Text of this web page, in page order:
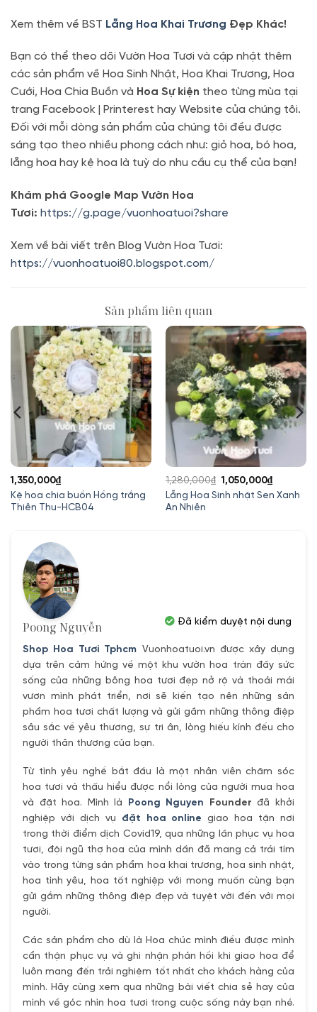
Xem thêm về BST Lẵng Hoa Khai Trương Đẹp Khác!
Bạn có thể theo dõi Vườn Hoa Tươi và cập nhật thêm
các sản phẩm về Hoa Sinh Nhật, Hoa Khai Trương, Hoa
Cưới, Hoa Chia Buồn và Hoa Sự kiện theo từng mùa tại
trang Facebook | Printerest hay Website của chúng tôi.
Đối với mỗi dòng sản phẩm của chúng tôi đều được
sáng tạo theo nhiều phong cách như: giỏ hoa, bó hoa,
lẵng hoa hay kệ hoa là tuỳ do nhu cầu cụ thể của bạn!
Khám phá Google Map Vườn Hoa
Tươi: https://g.page/vuonhoatuoi?share
Xem về bài viết trên Blog Vườn Hoa Tươi:
https://vuonhoatuoi80.blogspot.com/
Sản phẩm liên quan
Kệ hoa chia buồn Hồng trắng
Thiên Thu-HCB04
1,350,000₫
Lẵng Hoa Sinh nhật Sen Xanh
An Nhiên
1,280,000₫ Giá
gốc
1,050,000₫Giá
hiện
Poong Nguyễn
Shop Hoa Tươi Tphcm Vuonhoatuoi.vn được xây dựng
dựa trên cảm hứng về một khu vườn hoa tràn đầy sức
sống của những bông hoa tươi đẹp nở rộ và thoải mái
vươn mình phát triển, nơi sẽ kiến tạo nên những sản
phẩm hoa tươi chất lượng và gửi gắm những thông điệp
sâu sắc về yêu thương, sự tri ân, lòng hiếu kính đếu cho
người thân thương của bạn.
Từ tình yêu nghề bắt đầu là một nhân viên chăm sóc
hoa tươi và thấu hiểu được nổi lòng của người mua hoa
và đặt hoa. Mình là
Poong Nguyen Founder đã khởi
nghiệp với dịch vụ đặt hoa online giao hoa tận nơi
trong thời điểm dịch Covid19, qua những lần phục vụ hoa
tươi, đội ngũ thợ hoa của mình dần đã mang cả trái tím
vào trong từng sản phẩm hoa khai trương, hoa sinh nhật,
hoa tình yêu, hoa tốt nghiệp với mong muốn cùng bạn
gửi gắm những thông điệp đẹp và tuyệt vời đến với mọi
người.
Các sản phẩm cho dù là Hoa chúc mình điều được mình
cẩn thận phục vụ và ghi nhận phản hồi khi giao hoa để
luôn mang đến trải nghiệm tốt nhất cho khách hàng của
mình. Hãy cùng xem qua những bài viết chia sẻ hay của
mình về góc nhìn hoa tươi trong cuộc sống này bạn nhé.
Đã kiểm duyệt nội dung